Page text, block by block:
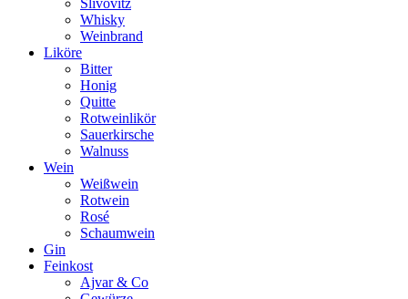
Slivovitz
Whisky
Weinbrand
Liköre
Bitter
Honig
Quitte
Rotweinlikör
Sauerkirsche
Walnuss
Wein
Weißwein
Rotwein
Rosé
Schaumwein
Gin
Feinkost
Ajvar & Co